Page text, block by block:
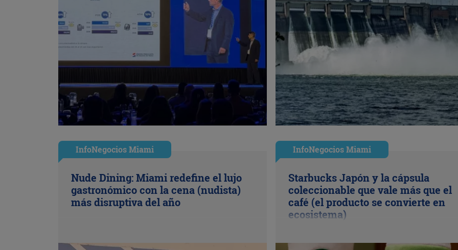
InfoNegocios Miami
Nude Dining: Miami redefine el lujo
gastronómico con la cena (nudista)
más disruptiva del año
InfoNegocios Miami
Starbucks Japón y la cápsula
coleccionable que vale más que el
café (el producto se convierte en
ecosistema)